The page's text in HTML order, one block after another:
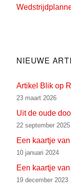
NIEUWE
Artikel Blik op
23 maart 2026
Uit de oude
22 september 2025
Een kaartje
10 januari 2024
Een kaartje
19 december 2023